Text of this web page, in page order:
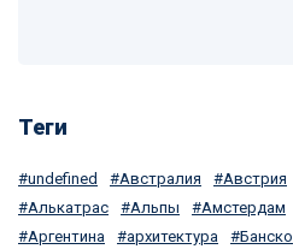
Теги
undefined Австралия Австрия
Алькатрас
Альпы Амстердам
Аргентина
архитектура Банско